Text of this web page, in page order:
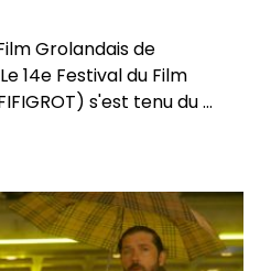
Grolandais de
14e Festival du Film
s'est tenu du ...